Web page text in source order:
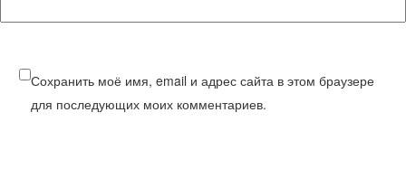
Сохранить моё имя, email и адрес сайта в этом браузере
для последующих моих комментариев.